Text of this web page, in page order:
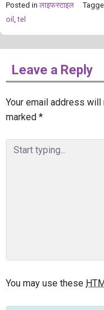
Posted in लाइफस्टाइल
oil ,tel
Leave a Reply
Your email address
marked *
You may use these